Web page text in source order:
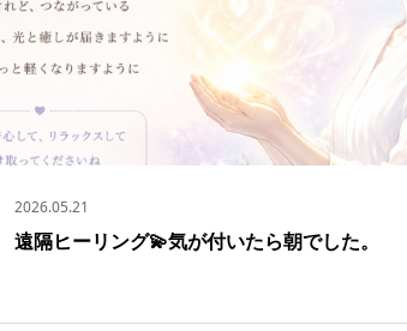
2026.05.21
遠隔ヒーリング💫気が付いたら朝でした。